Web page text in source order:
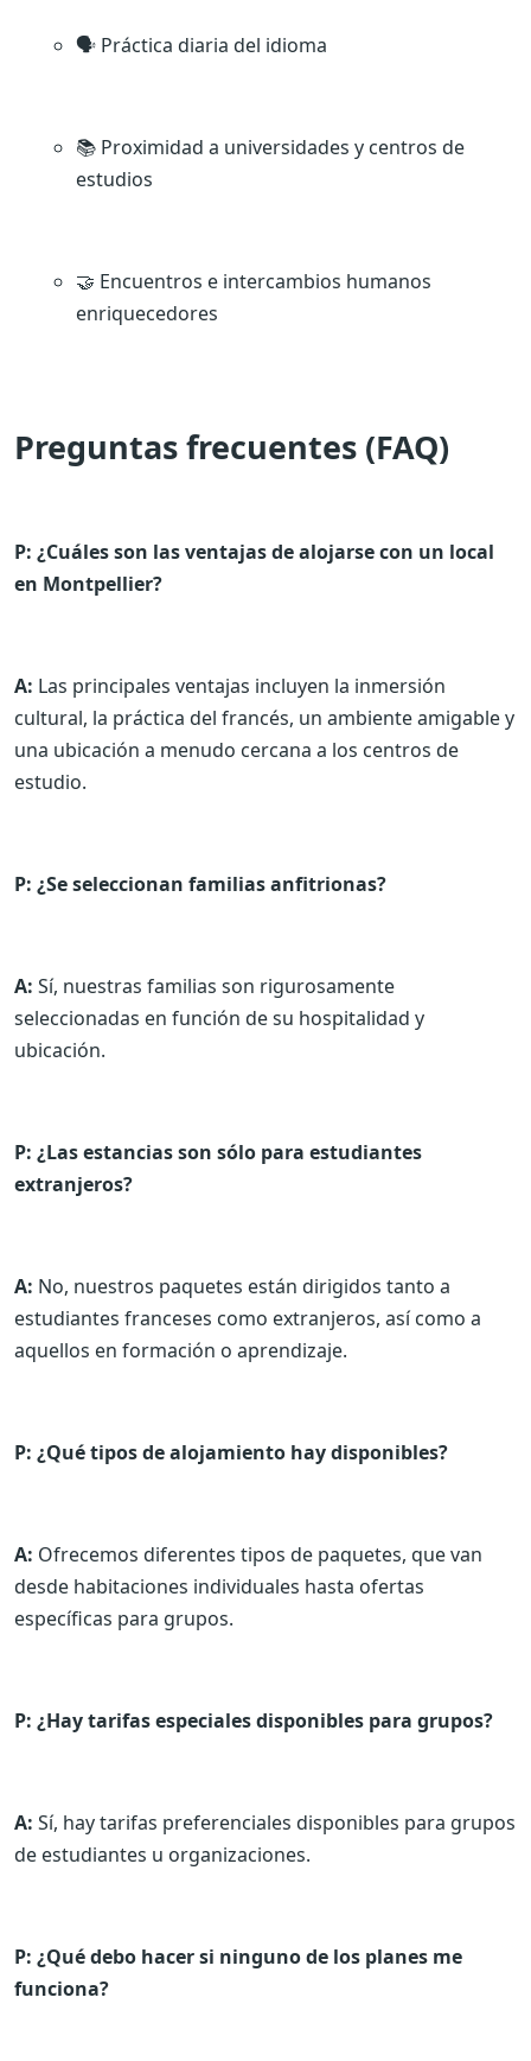
🗣️ Práctica diaria del idioma
📚 Proximidad a universidades y centros de
estudios
🤝 Encuentros e intercambios humanos
enriquecedores
Preguntas frecuentes (FAQ)
P: ¿Cuáles son las ventajas de alojarse con un local
en Montpellier?
A: Las principales ventajas incluyen la inmersión
cultural, la práctica del francés, un ambiente amigable y
una ubicación a menudo cercana a los centros de
estudio.
P: ¿Se seleccionan familias anfitrionas?
A: Sí, nuestras familias son rigurosamente
seleccionadas en función de su hospitalidad y
ubicación.
P: ¿Las estancias son sólo para estudiantes
extranjeros?
A: No, nuestros paquetes están dirigidos tanto a
estudiantes franceses como extranjeros, así como a
aquellos en formación o aprendizaje.
P: ¿Qué tipos de alojamiento hay disponibles?
A: Ofrecemos diferentes tipos de paquetes, que van
desde habitaciones individuales hasta ofertas
específicas para grupos.
P: ¿Hay tarifas especiales disponibles para grupos?
A: Sí, hay tarifas preferenciales disponibles para grupos
de estudiantes u organizaciones.
P: ¿Qué debo hacer si ninguno de los planes me
funciona?